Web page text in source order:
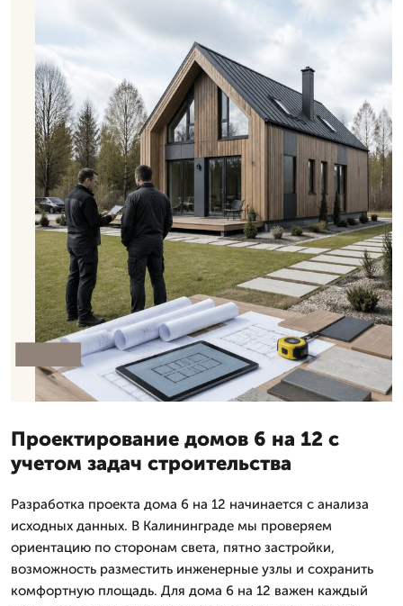
Проектирование домов 6 на 12 с
учетом задач строительства
Разработка проекта дома 6 на 12 начинается с анализа
исходных данных. В Калининграде мы проверяем
ориентацию по сторонам света, пятно застройки,
возможность разместить инженерные узлы и сохранить
комфортную площадь. Для дома 6 на 12 важен каждый